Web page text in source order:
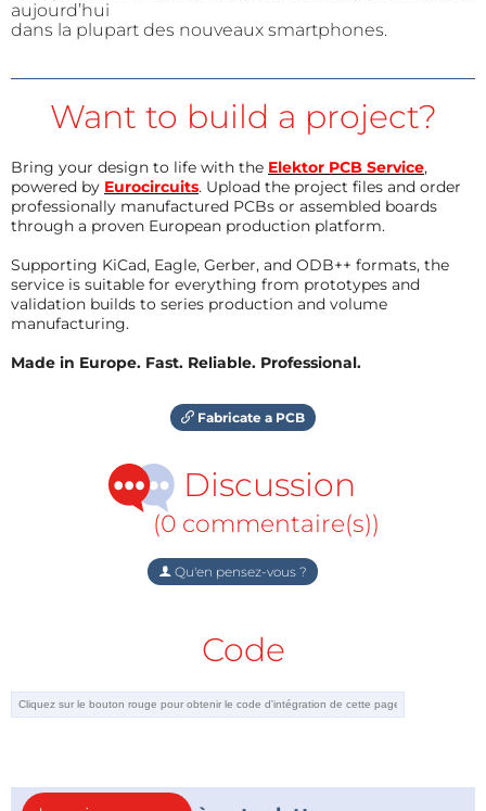
aujourd’hui
dans la plupart des nouveaux smartphones.
Want to build a project?
Bring your design to life with the Elektor PCB Service,
powered by Eurocircuits. Upload the project files and order
professionally manufactured PCBs or assembled boards
through a proven European production platform.
Supporting KiCad, Eagle, Gerber, and ODB++ formats, the
service is suitable for everything from prototypes and
validation builds to series production and volume
manufacturing.
Made in Europe. Fast. Reliable. Professional.
Fabricate a PCB
Discussion
(0 commentaire(s))
Qu'en pensez-vous ?
Code